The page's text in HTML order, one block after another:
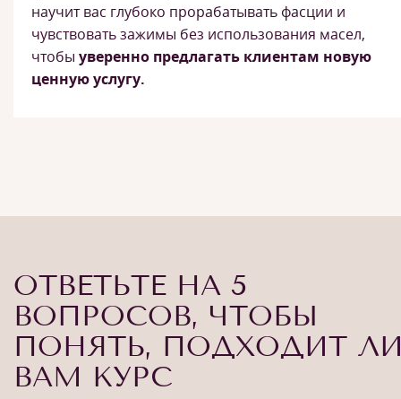
научит вас глубоко прорабатывать фасции и
чувствовать зажимы без использования масел,
чтобы уверенно предлагать клиентам новую
ценную услугу.
ОТВЕТЬТЕ НА 5
ВОПРОСОВ, ЧТОБЫ
ПОНЯТЬ, ПОДХОДИТ
ВАМ КУРС